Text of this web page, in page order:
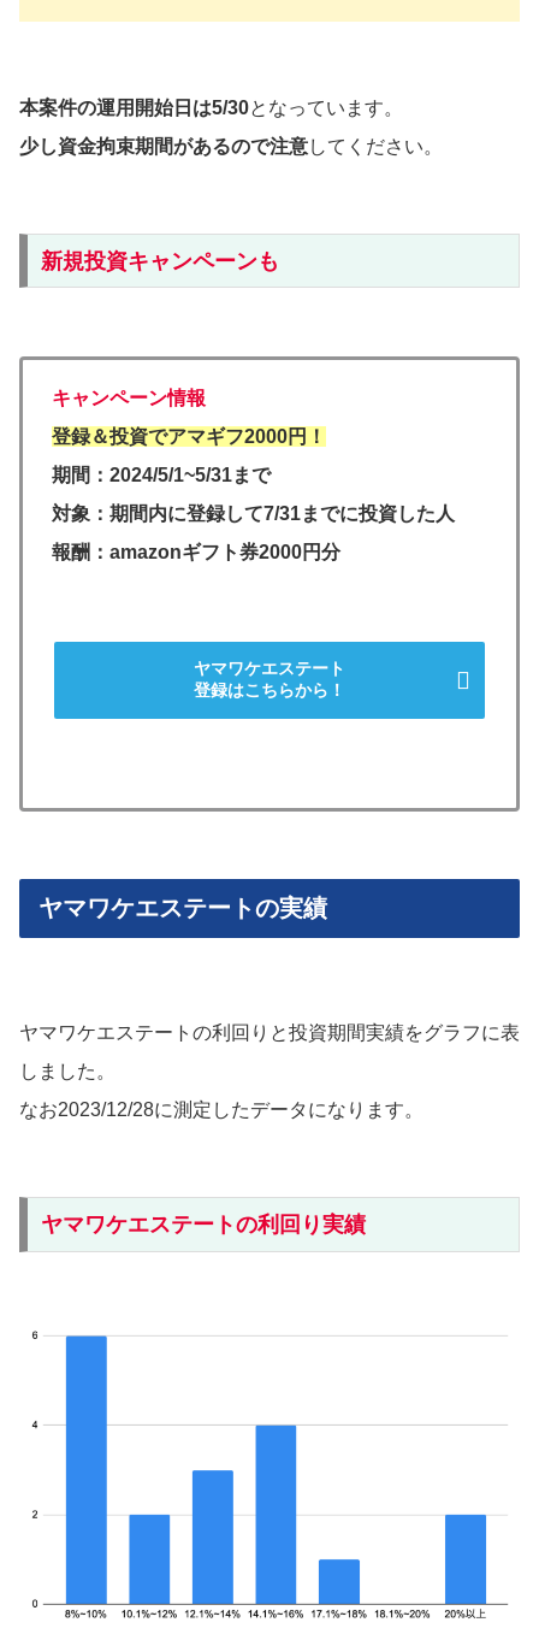
本案件の運用開始日は5/30となっています。
少し資金拘束期間があるので注意してください。
新規投資キャンペーンも
キャンペーン情報
登録＆投資でアマギフ2000円！
期間：2024/5/1~5/31まで
対象：期間内に登録して7/31までに投資した人
報酬：amazonギフト券2000円分
ヤマワケエステート
登録はこちらから！
ヤマワケエステートの実績
ヤマワケエステートの利回りと投資期間実績をグラフに表
しました。
なお2023/12/28に測定したデータになります。
ヤマワケエステートの利回り実績